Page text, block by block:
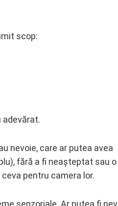
scop:
adevărat.
nevoie, care ar putea avea
fără a fi neașteptat sau o
pentru camera lor.
senzoriale. Ar putea fi